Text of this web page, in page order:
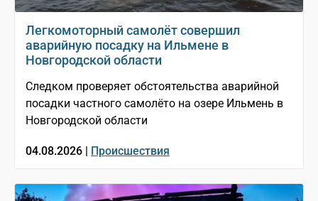
Легкомоторный самолёт совершил
аварийную посадку на Ильмене в
Новгородской области
Следком проверяет обстоятельства аварийной
посадки частного самолёто на озере Ильмень в
Новгородской области
04.08.2026 | Происшествия